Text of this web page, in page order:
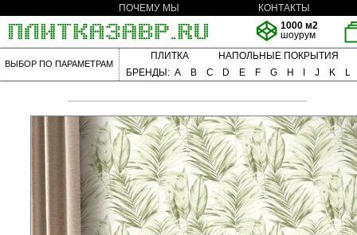
ПОЧЕМУ МЫ
КОНТАКТЫ
1000 м2
шоурум
ВЫБОР ПО ПАРАМЕТРАМ
ПЛИТКА
НАПОЛЬНЫЕ ПОКРЫТИЯ
БРЕНДЫ: A B C D E F G H J K L